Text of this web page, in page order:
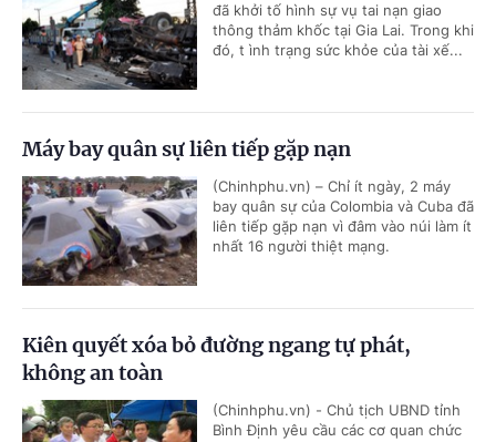
đã khởi tố hình sự vụ tai nạn giao
thông thảm khốc tại Gia Lai. Trong khi
đó, t ình trạng sức khỏe của tài xế...
Máy bay quân sự liên tiếp gặp nạn
(Chinhphu.vn) – Chỉ ít ngày, 2 máy
bay quân sự của Colombia và Cuba đã
liên tiếp gặp nạn vì đâm vào núi làm ít
nhất 16 người thiệt mạng.
Kiên quyết xóa bỏ đường ngang tự phát,
không an toàn
(Chinhphu.vn) - Chủ tịch UBND tỉnh
Bình Định yêu cầu các cơ quan chức